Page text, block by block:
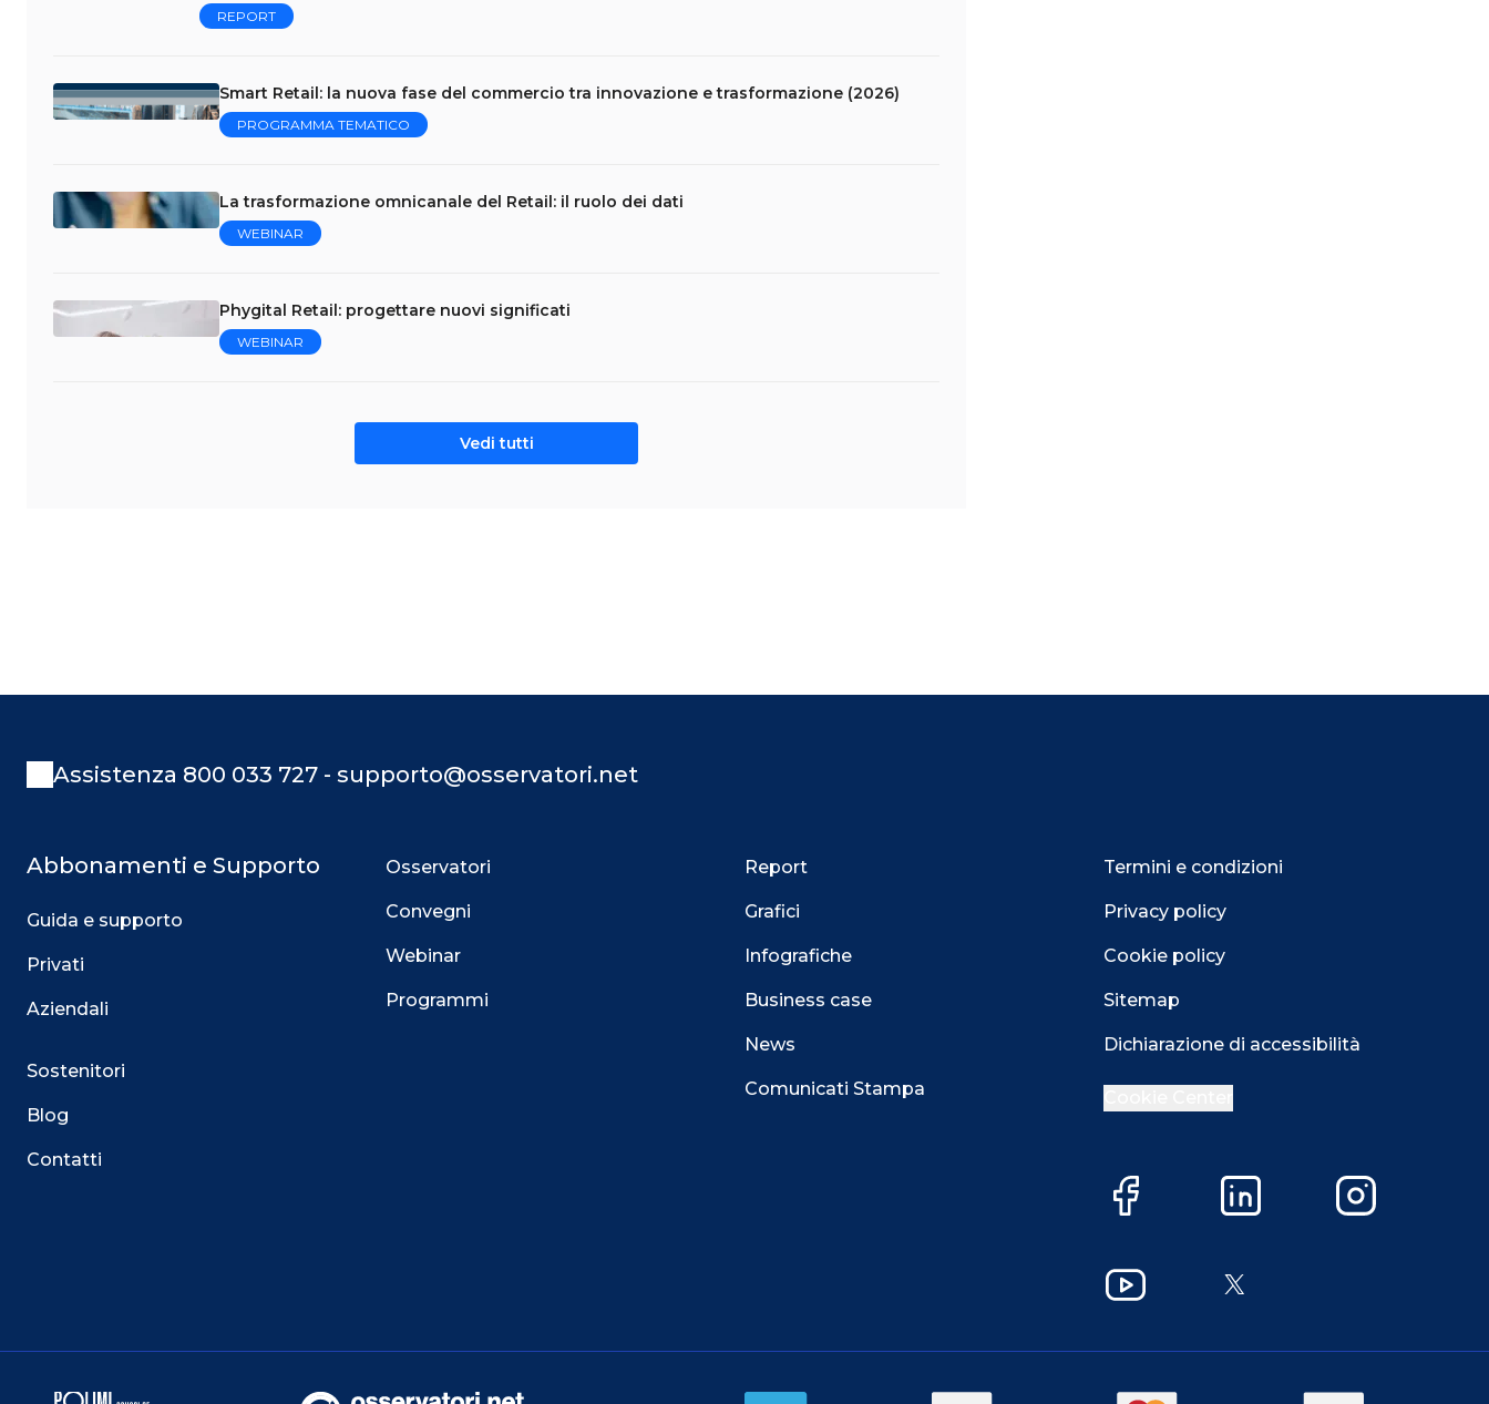
REPORT
Smart Retail: la nuova fase del commercio tra innovazione e trasformazione (2026)
PROGRAMMA TEMATICO
La trasformazione omnicanale del Retail: il ruolo dei dati
WEBINAR
Phygital Retail: progettare nuovi significati
WEBINAR
Vedi tutti
Assistenza 800 033 727 - supporto@osservatori.net
Abbonamenti e Supporto
Guida e supporto
Privati
Aziendali
Sostenitori
Blog
Contatti
Osservatori
Convegni
Webinar
Programmi
Report
Grafici
Infografiche
Business case
News
Comunicati Stampa
Termini e condizioni
Privacy policy
Cookie policy
Sitemap
Dichiarazione di accessibilità
Facebook LinkedIn Instagram
YouTube X